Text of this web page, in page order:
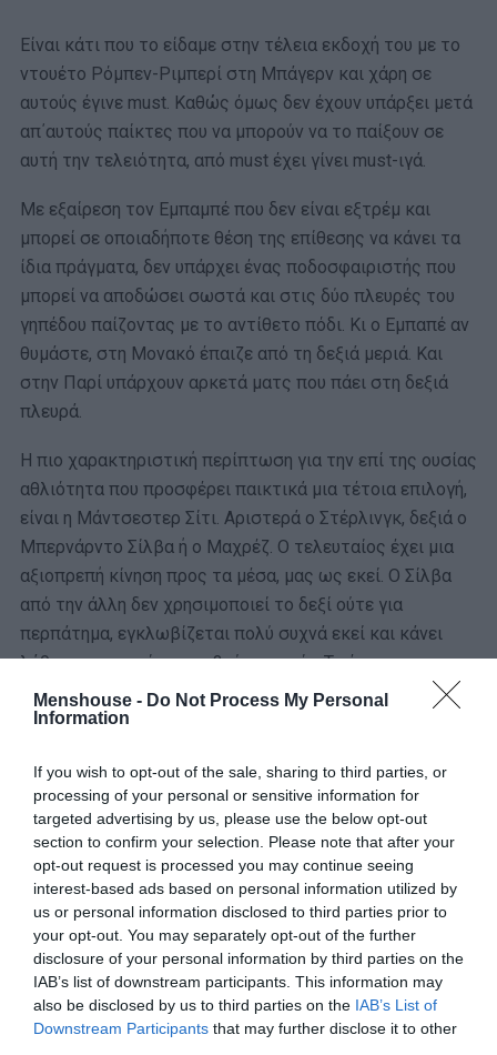
Menshouse - Do Not Process My Personal
Information
If you wish to opt-out of the sale, sharing to third parties, or
processing of your personal or sensitive information for
targeted advertising by us, please use the below opt-out
section to confirm your selection. Please note that after your
opt-out request is processed you may continue seeing
interest-based ads based on personal information utilized by
us or personal information disclosed to third parties prior to
your opt-out. You may separately opt-out of the further
disclosure of your personal information by third parties on the
IAB’s list of downstream participants. This information may
also be disclosed by us to third parties on the IAB’s List of
Downstream Participants that may further disclose it to other
Είναι κάτι που το είδαμε στην τέλεια εκδοχή του με το
ντουέτο Ρόμπεν-Ριμπερί στη Μπάγερν και χάρη σε
αυτούς έγινε must. Καθώς όμως δεν έχουν υπάρξει μετά
απ΄αυτούς παίκτες που να μπορούν να το παίξουν σε
αυτή την τελειότητα, από must έχει γίνει must-ιγά.
Με εξαίρεση τον Εμπαμπέ που δεν είναι εξτρέμ και
μπορεί σε οποιαδήποτε θέση της επίθεσης να κάνει τα
ίδια πράγματα, δεν υπάρχει ένας ποδοσφαιριστής που
μπορεί να αποδώσει σωστά και στις δύο πλευρές του
γηπέδου παίζοντας με το αντίθετο πόδι. Κι ο Εμπαπέ αν
θυμάστε, στη Μονακό έπαιζε από τη δεξιά μεριά. Και
στην Παρί υπάρχουν αρκετά ματς που πάει στη δεξιά
πλευρά.
Η πιο χαρακτηριστική περίπτωση για την επί της ουσίας
αθλιότητα που προσφέρει παικτικά μια τέτοια επιλογή,
είναι η Μάντσεστερ Σίτι. Αριστερά ο Στέρλινγκ, δεξιά ο
Μπερνάρντο Σίλβα ή ο Μαχρέζ. Ο τελευταίος έχει μια
αξιοπρεπή κίνηση προς τα μέσα, μας ως εκεί. Ο Σίλβα
από την άλλη δεν χρησιμοποιεί το δεξί ούτε για
περπάτημα, εγκλωβίζεται πολύ συχνά εκεί και κάνει
λάθη που μπορεί να αποβούν μοιραία. Το έκανε και με τη
Γερμανία στο ματς της Πορτογαλίας χθες, όπου έστειλε
τον Γκνάμπρι σε αντεπίθεση και θα μπορούσε να γίνει
Είναι πρόβλημα να τοποθετούνται τα εξτρέμ στην κακή
πλευρά, γιατί είναι ακόμα πιο περιοριστική,
ευνουχιστική. Αν είσαι αριστεροπόδαρος και παίζεις
αριστερά, αναγκάζεις τον αντίπαλο να σου κλείσει το
χώρο πάνω στη γραμμή και εμφανίζεται περισσότερος
χώρος για το χαφ ή το μπακ που θα κάνει το overlap.
Αν είσαι αριστεροπόδαρος και παίζεις δεξιά, έχεις μόνο
μία κίνηση και βασίζεις το παιχνίδι σου στην ικανότητα